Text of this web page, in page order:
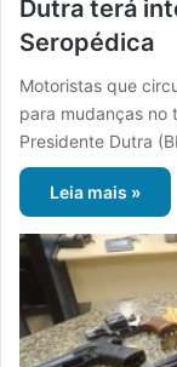
Dutra terá
Seropédica
Motoristas que
para mudanças no
Presidente Dutra
Leia mais »